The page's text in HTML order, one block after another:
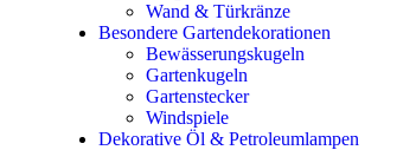
Wand & Türkränze
Besondere Gartendekorationen
Bewässerungskugeln
Gartenkugeln
Gartenstecker
Windspiele
Dekorative Öl & Petroleumlampen